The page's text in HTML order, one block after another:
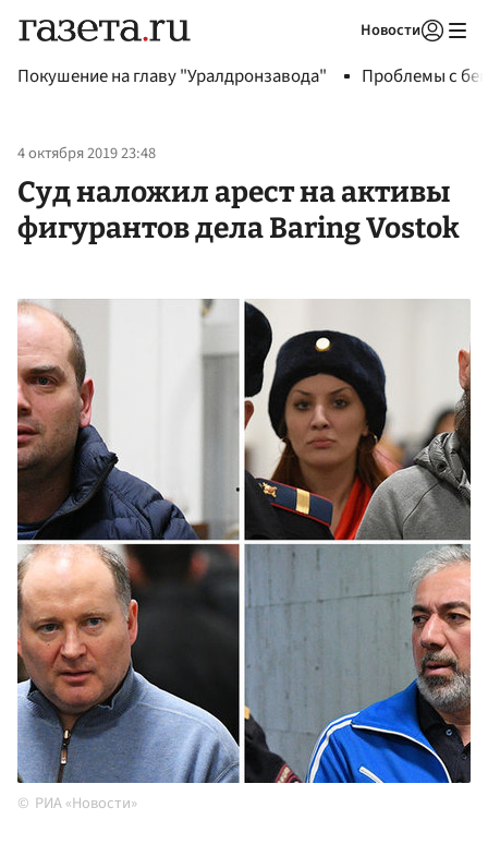
Новости
Покушение на главу "Уралдронзавода" Проблемы с
4 октября 2019 23:48
Суд наложил арест на активы
фигурантов дела Baring Vostok
РИА «Новости»